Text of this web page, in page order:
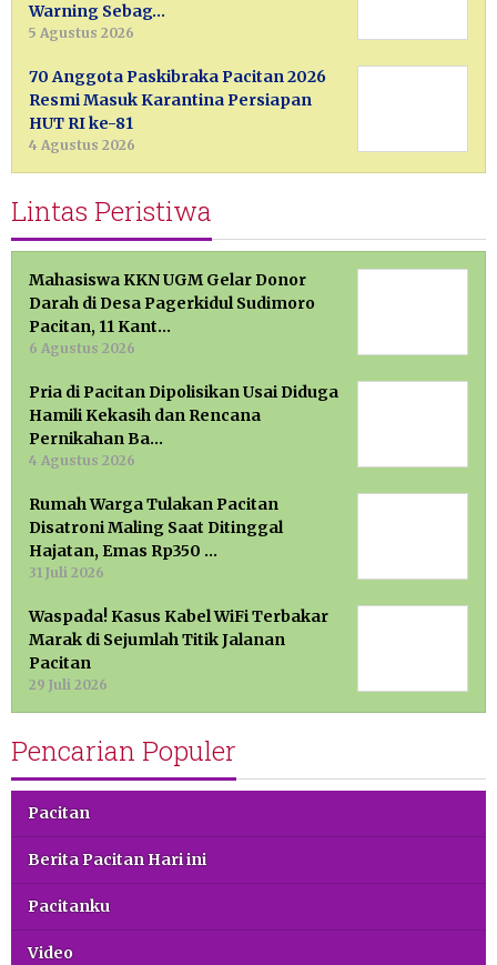
Warning Sebag…
5 Agustus 2026
70 Anggota Paskibraka Pacitan 2026
Resmi Masuk Karantina Persiapan
HUT RI ke-81
4 Agustus 2026
Lintas Peristiwa
Mahasiswa KKN UGM Gelar Donor
Darah di Desa Pagerkidul Sudimoro
Pacitan, 11 Kant…
6 Agustus 2026
Pria di Pacitan Dipolisikan Usai Diduga
Hamili Kekasih dan Rencana
Pernikahan Ba…
4 Agustus 2026
Rumah Warga Tulakan Pacitan
Disatroni Maling Saat Ditinggal
Hajatan, Emas Rp350 …
31 Juli 2026
Waspada! Kasus Kabel WiFi Terbakar
Marak di Sejumlah Titik Jalanan
Pacitan
29 Juli 2026
Pencarian Populer
Pacitan
Berita Pacitan Hari ini
Pacitanku
Video